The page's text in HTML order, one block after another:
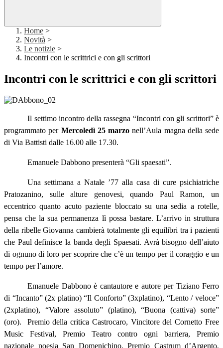
Home >
Novità >
Le notizie >
Incontri con le scrittrici e con gli scrittori
Incontri con le scrittrici e con gli scrittori
Il settimo incontro della rassegna “Incontri con gli scrittori” è
programmato per Mercoledì 25 marzo nell’Aula magna della sede
di Via Battisti dalle 16.00 alle 17.30.
Emanuele Dabbono presenterà “Gli spaesati”.
Una settimana a Natale ’77 alla casa di cure psichiatriche
Pratozanino, sulle alture genovesi, quando Paul Ramon, un
eccentrico quanto acuto paziente bloccato su una sedia a rotelle,
pensa che la sua permanenza lì possa bastare. L’arrivo in struttura
della ribelle Giovanna cambierà totalmente gli equilibri tra i pazienti
che Paul definisce la banda degli Spaesati. Avrà bisogno dell’aiuto
di ognuno di loro per scoprire che c’è un tempo per il coraggio e un
tempo per l’amore.
Emanuele Dabbono è cantautore e autore per Tiziano Ferro
di “Incanto” (2x platino) “Il Conforto” (3xplatino), “Lento / veloce”
(2xplatino), “Valore assoluto” (platino), “Buona (cattiva) sorte”
(oro).
Premio della critica Castrocaro, Vincitore del Cornetto Free
Music Festival, Premio Teatro contro ogni barriera, Premio
nazionale poesia San Domenichino, Premio Castrum d’Argento,